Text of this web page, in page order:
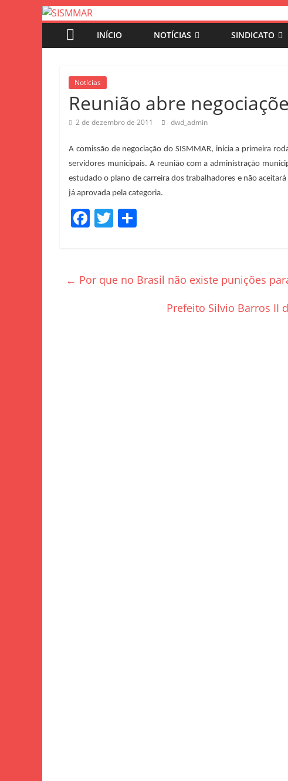
INÍCIO NOTÍCIAS SINDICATO
Notícias
Reunião abre
2 de dezembro de 2011 dwd_admin
A comissão de negociação do SISMMAR, inicia a primeira
servidores municipais. A reunião com a administração
estudado o plano de carreira dos trabalhadores e não
já aprovada pela categoria.
F
e
T
er e
← Por que no Brasil não existe punições
Prefeito Silvio Barros II